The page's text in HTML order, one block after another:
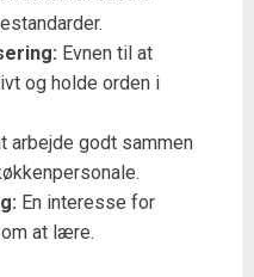
Evnen til at
og holde orden i
arbejde godt sammen
En interesse for
at lære.